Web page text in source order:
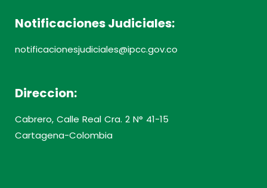
Notificaciones Judiciales:
notificacionesjudiciales@ipcc.gov.co
Direccion:
Cabrero, Calle Real Cra. 2 N° 41-15
Cartagena-Colombia